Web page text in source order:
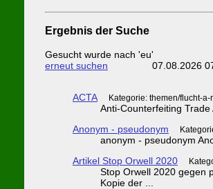
Ergebnis der Suche
Gesucht wurde nach 'eu'
erneut suchen 07.08.2026
ACTA Kategorie: themen/flucht-a-
Anti-Counterfeiting
Anonym - pseudonym
anonym - pseudonym
Artikel Stop Orwell 2020
Stop Orwell 2020 gegen
Kopie der ...